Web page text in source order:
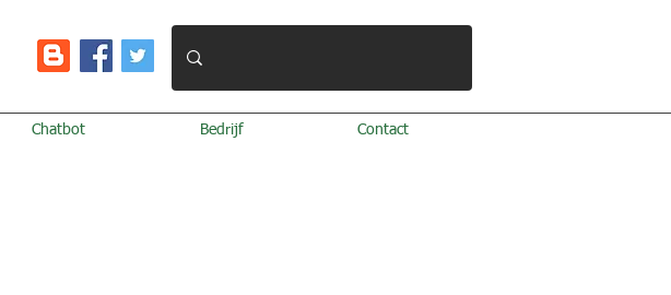
Chatbot Bedrijf Contact